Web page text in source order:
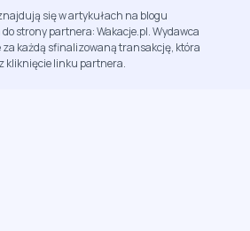
się w artykułach na blogu
strony partnera: Wakacje.pl. Wydawca
każdą sfinalizowaną transakcję, która
kliknięcie linku partnera.